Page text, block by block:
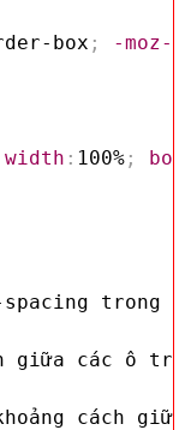
box ;
-moz-
width : 100%;
trong
giữa các
cách